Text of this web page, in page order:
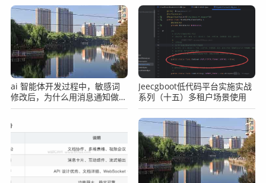
ai 智能体开发过程中，敏感词
修改后，为什么用消息通知做重
注册，而不是在当前节点里直接
Jeecgboot低代码平台实施实战
系列（十五）多租户场景使用